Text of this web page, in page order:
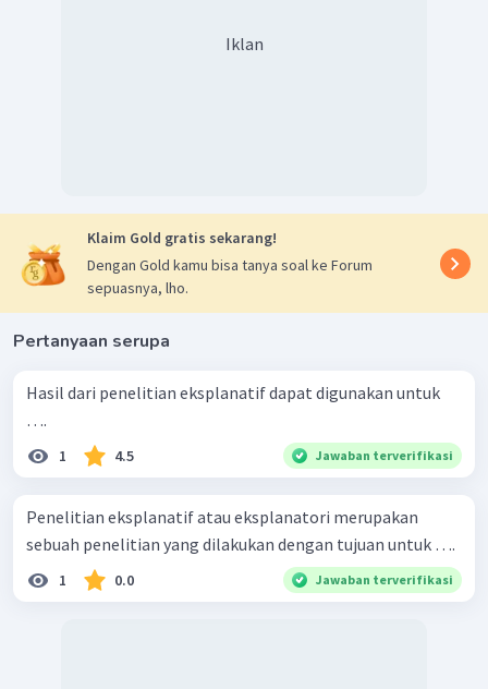
Iklan
Klaim Gold gratis sekarang!
Dengan Gold kamu bisa tanya soal ke Forum
sepuasnya, lho.
Pertanyaan serupa
Hasil dari penelitian eksplanatif dapat digunakan untuk
….
1 4.5 Jawaban terverifikasi
Penelitian eksplanatif atau eksplanatori merupakan
sebuah penelitian yang dilakukan dengan tujuan untuk ….
1 0.0 Jawaban terverifikasi